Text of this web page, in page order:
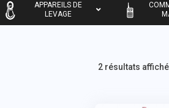
APPAREILS DE
LEVAGE
2 résultats